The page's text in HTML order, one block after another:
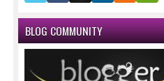
BLOG COMMUNITY